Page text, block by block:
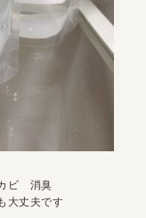
ビ 消臭
大丈夫です